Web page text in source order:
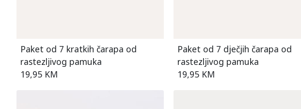
Paket od 7 kratkih čarapa od
rastezljivog pamuka
19,95 KM
Paket od 7 dječjih čarapa od
rastezljivog pamuka
19,95 KM